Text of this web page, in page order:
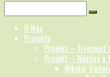
for:
O Nás
Projekty
Projekt – Triezvosť
Projekt – Náučná
Nikolaj